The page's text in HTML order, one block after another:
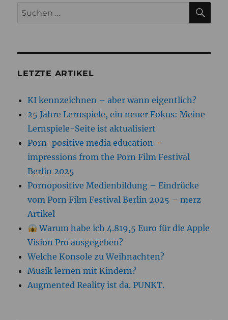
Suchen
nach:
LETZTE ARTIKEL
KI kennzeichnen – aber wann eigentlich?
25 Jahre Lernspiele, ein neuer Fokus: Meine
Lernspiele-Seite ist aktualisiert
Porn-positive media education –
impressions from the Porn Film Festival
Berlin 2025
Pornopositive Medienbildung – Eindrücke
vom Porn Film Festival Berlin 2025 – merz
Artikel
Warum habe ich 4.819,5 Euro für die Apple
Vision Pro ausgegeben?
Welche Konsole zu Weihnachten?
Musik lernen mit Kindern?
Augmented Reality ist da. PUNKT.